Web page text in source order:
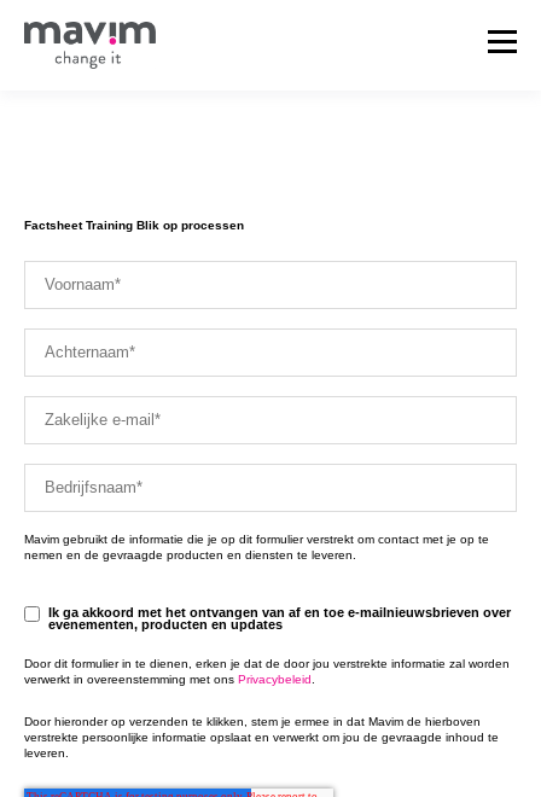
Factsheet Training Blik op processen
Mavim gebruikt de informatie die je op dit formulier verstrekt om contact met je op te
nemen en de gevraagde producten en diensten te leveren.
Ik ga akkoord met het ontvangen van af en toe e-mailnieuwsbrieven over
evenementen, producten en updates
Door dit formulier in te dienen, erken je dat de door jou verstrekte informatie zal worden
verwerkt in overeenstemming met ons Privacybeleid
Door hieronder op verzenden te klikken, stem je ermee in dat Mavim de hierboven
verstrekte persoonlijke informatie opslaat en verwerkt om jou de gevraagde inhoud te
leveren.